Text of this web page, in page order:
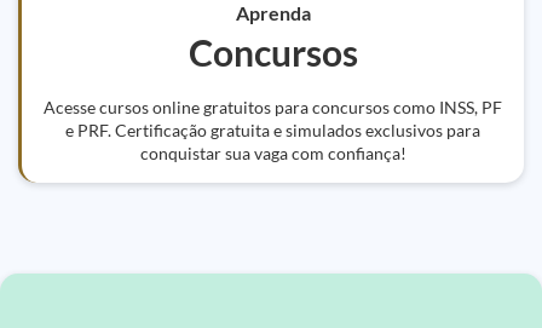
Aprenda
Concursos
Acesse cursos online gratuitos para concursos como INSS, PF
e PRF. Certificação gratuita e simulados exclusivos para
conquistar sua vaga com confiança!